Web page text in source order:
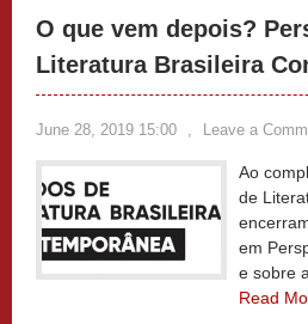
O que vem depois?
Literatura Brasileira
June 28, 2019 15:00 , Leave a
Ao
de
em
e sobre
Read